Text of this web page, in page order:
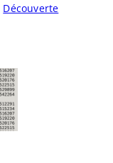
Découverte